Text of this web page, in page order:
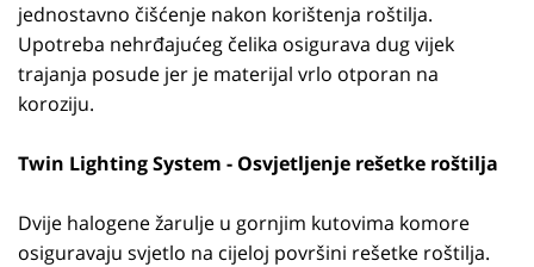
jednostavno čišćenje nakon korištenja roštilja.
Upotreba nehrđajućeg čelika osigurava dug vijek
trajanja posude jer je materijal vrlo otporan na
koroziju.
Twin Lighting System - Osvjetljenje rešetke roštilja
Dvije halogene žarulje u gornjim kutovima komore
osiguravaju svjetlo na cijeloj površini rešetke roštilja.